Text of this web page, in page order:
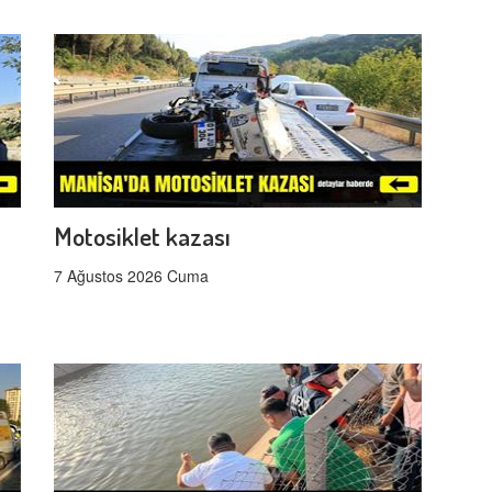
Motosiklet kazası
7 Ağustos 2026 Cuma